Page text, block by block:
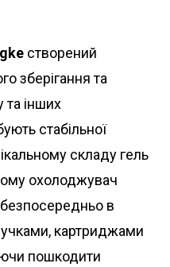
створений
зберігання та
та інших
стабільної
складу гель
охолоджувач
в
картриджами
пошкодити